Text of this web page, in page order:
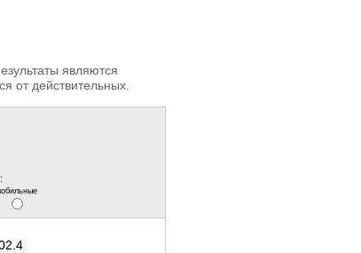
являются
от действительных.